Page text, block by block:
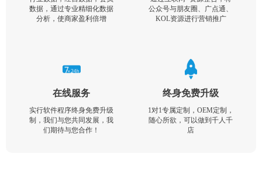
数据，通过专业精细化数据
分析，使商家盈利倍增
公众号与朋友圈、广点通、
KOL资源进行营销推广
在线服务
实行软件程序终身免费升级
制，我们与您共同发展，我
们期待与您合作！
终身免费升级
1对1专属定制，OEM定制，
随心所欲，可以做到千人千
店